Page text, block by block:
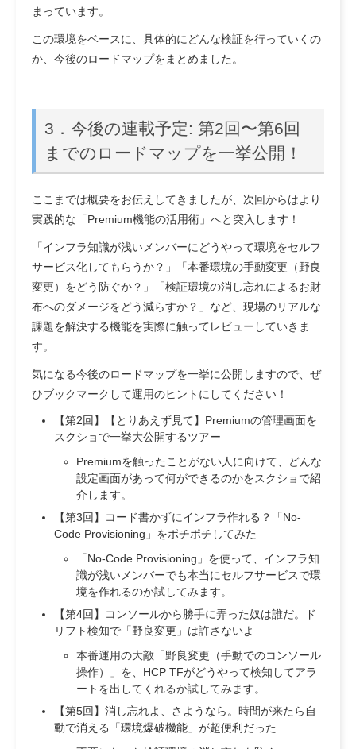
まっています。
この環境をベースに、具体的にどんな検証を行っていくの
か、今後のロードマップをまとめました。
3．今後の連載予定: 第2回〜第6回
までのロードマップを一挙公開！
ここまでは概要をお伝えしてきましたが、次回からはより
実践的な「Premium機能の活用術」へと突入します！
「インフラ知識が浅いメンバーにどうやって環境をセルフ
サービス化してもらうか？」「本番環境の手動変更（野良
変更）をどう防ぐか？」「検証環境の消し忘れによるお財
布へのダメージをどう減らすか？」など、現場のリアルな
課題を解決する機能を実際に触ってレビューしていきま
す。
気になる今後のロードマップを一挙に公開しますので、ぜ
ひブックマークして運用のヒントにしてください！
【第2回】【とりあえず見て】Premiumの管理画面を
スクショで一挙大公開するツアー
Premiumを触ったことがない人に向けて、どんな
設定画面があって何ができるのかをスクショで紹
介します。
【第3回】コード書かずにインフラ作れる？「No-
Code Provisioning」をポチポチしてみた
「No-Code Provisioning」を使って、インフラ知
識が浅いメンバーでも本当にセルフサービスで環
境を作れるのか試してみます。
【第4回】コンソールから勝手に弄った奴は誰だ。ド
リフト検知で「野良変更」は許さないよ
本番運用の大敵「野良変更（手動でのコンソール
操作）」を、HCP TFがどうやって検知してアラ
ートを出してくれるか試してみます。
【第5回】消し忘れよ、さようなら。時間が来たら自
動で消える「環境爆破機能」が超便利だった